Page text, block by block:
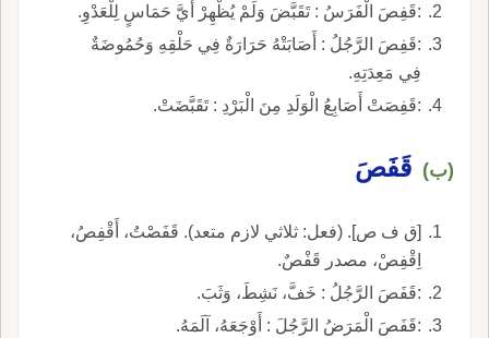
:قَفِصَ الْفَرَسُ : تَقَبَّضَ وَلَمْ يُظْهِرْ أَيَّ حَمَاسٍ لِلْعَدْوِ.
:قَفِصَ الرَّجُلُ : أَصَابَتْهُ حَرَارَةٌ فِي حَلْقِهِ وَحُمُوضَةٌ
فِي مَعِدَتِهِ.
:قَفِصَتْ أَصَابِعُ الْوَلَدِ مِنَ الْبَرْدِ : تَقَبَّضَتْ.
(ب) قَفَصَ
[ق ف ص]. (فعل: ثلاثي لازم متعد). قَفَصْتُ، أَقْفِصُ،
اِقْفِصْ، مصدر قَفْصٌ.
:قَفَصَ الرَّجُلُ : خَفَّ، نَشِطَ، وَثَبَ.
:قَفَصَ الْمَرَضُ الرَّجُلَ : أَوْجَعَهُ، آلَمَهُ.